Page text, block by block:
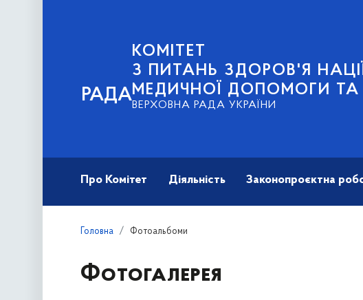
РАДА
КОМІТЕТ
З ПИТАНЬ ЗДОРОВ'Я
МЕДИЧНОЇ ДОПОМОГИ
ВЕРХОВНА РАДА УКРАЇНИ
Про Комітет Діяльність Законопроєктна
Головна Фотоальбоми
Фотогалерея